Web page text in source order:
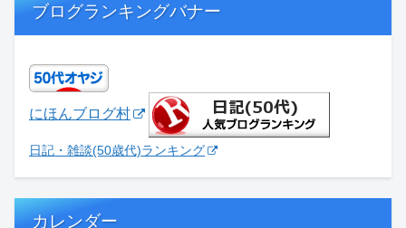
ブログランキングバナー
にほんブログ村
日記・雑談(50歳代)ランキング
カレンダー